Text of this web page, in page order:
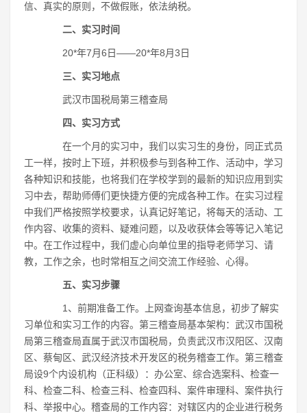
信、真实的原则，不做假账，依法纳税。
二、实习时间
20*年7月6日――20*年8月3日
三、实习地点
武汉市国税局第三稽查局
四、实习方式
在一个月的实习中，我们以实习生的身份，同正式员
工一样，按时上下班，并积极参与到各种工作、活动中，学习
各种知识和技能，也将我们在学校学到的最新的知识应用到实
习中去，帮助师傅们更快捷方便的完成各种工作。在实习过程
中我们严格按照学校要求，认真记好笔记，将每天的活动、工
作内容、收集的资料、疑难问题，以及收获体会等等记入笔记
中。在工作过程中，我们虚心向单位里的指导老师学习、请
教，工作之余，也时常相互之间交流工作经验、心得。
五、实习步骤
1、前期准备工作。上网查询基本信息，初步了解实
习单位和实习工作的内容。第三稽查局基本架构：武汉市国税
局第三稽查局直属于武汉市国税局，负责武汉市汉阳区、汉南
区、蔡甸区、武汉经济技术开发区的税务稽查工作。第三稽查
局设9个内设机构（正科级）：办公室、综合选案科、检查一
科、检查二科、检查三科、检查四科、案件审理科、案件执行
科、举报中心。稽查局的工作内容：对辖区内的企业进行税务